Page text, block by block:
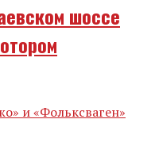
шоссе
и «Фольксваген»